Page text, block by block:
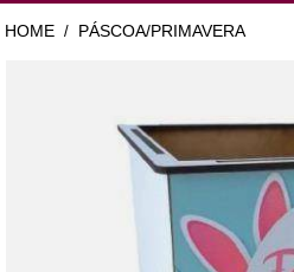
HOME / PÁSCOA/PRIMAVERA